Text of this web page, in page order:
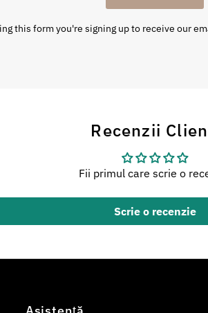
this form you're signing up to receive our
Recenzii
Fii primul care scrie o
Scrie o recenzie